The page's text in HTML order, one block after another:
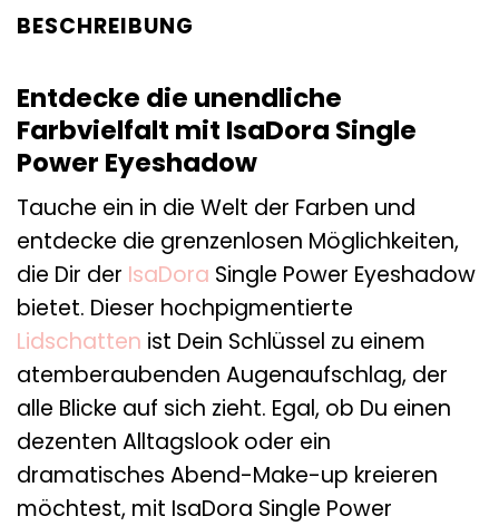
BESCHREIBUNG
Entdecke die unendliche
Farbvielfalt mit IsaDora Single
Power Eyeshadow
Tauche ein in die Welt der Farben und
entdecke die grenzenlosen Möglichkeiten,
die Dir der IsaDora Single Power Eyeshadow
bietet. Dieser hochpigmentierte
Lidschatten ist Dein Schlüssel zu einem
atemberaubenden Augenaufschlag, der
alle Blicke auf sich zieht. Egal, ob Du einen
dezenten Alltagslook oder ein
dramatisches Abend-Make-up kreieren
möchtest, mit IsaDora Single Power